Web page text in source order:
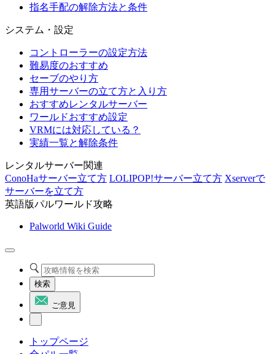
指名手配の解除方法と条件
システム・設定
コントローラーの設定方法
難易度のおすすめ
セーブのやり方
専用サーバーの立て方と入り方
おすすめレンタルサーバー
ワールドおすすめ設定
VRMには対応している？
実績一覧と解除条件
レンタルサーバー関連
ConoHaサーバー立て方 LOLIPOP!サーバー立て方 Xserverで
サーバーを立て方
英語版パルワールド攻略
Palworld Wiki Guide
検索
ご意見
トップページ